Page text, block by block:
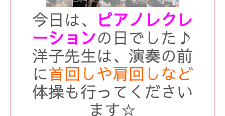
今日は、 ピアノレクレ
ーションの日でした♪
洋子先生は、演奏の前
に首回しや肩回しなど
体操も行ってください
ます☆